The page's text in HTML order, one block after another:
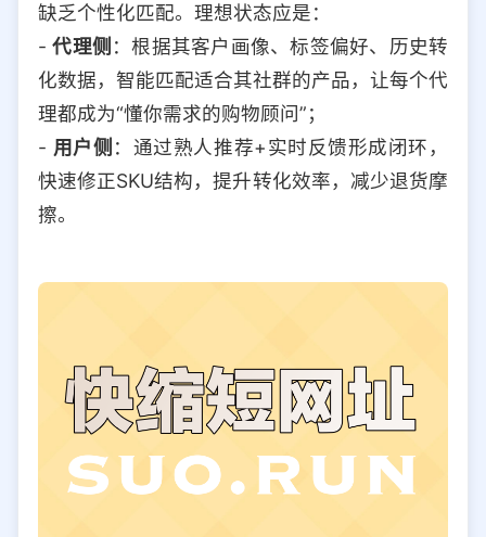
缺乏个性化匹配。理想状态应是：
-代理侧 ：根据其客户画像、标签偏好、历史转
化数据，智能匹配适合其社群的产品，让每个代
理都成为“懂你需求的购物顾问”；
- 用户侧 ：通过熟人推荐+实时反馈形成闭环，
快速修正SKU结构，提升转化效率，减少退货摩
擦。